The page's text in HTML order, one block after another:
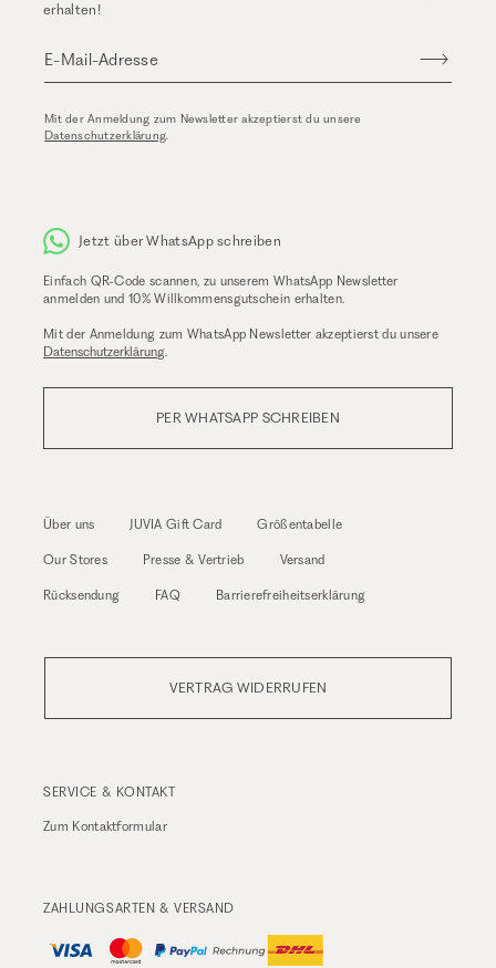
erhalten!
E-Mail-Adresse
Mit der Anmeldung zum Newsletter akzeptierst du unsere
Datenschutzerklärung.
Jetzt über WhatsApp schreiben
Einfach QR-Code scannen, zu unserem WhatsApp Newsletter
anmelden und 10% Willkommensgutschein erhalten.
Mit der Anmeldung zum WhatsApp Newsletter akzeptierst du unsere
Datenschutzerklärung.
PER WHATSAPP SCHREIBEN
Über uns JUVIA Gift Card Größentabelle
Our Stores Presse & Vertrieb Versand
Rücksendung FAQ Barrierefreiheitserklärung
VERTRAG WIDERRUFEN
SERVICE & KONTAKT
Zum Kontaktformular
ZAHLUNGSARTEN & VERSAND